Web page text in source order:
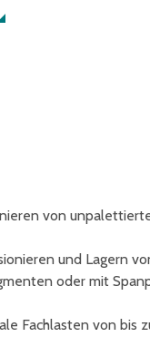
verteilter Last
von
und Lagern
oder mit
Fachlasten von bis